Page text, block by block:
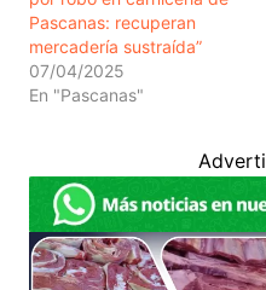
Pascanas: recuperan
mercadería sustraída”
07/04/2025
En "Pascanas"